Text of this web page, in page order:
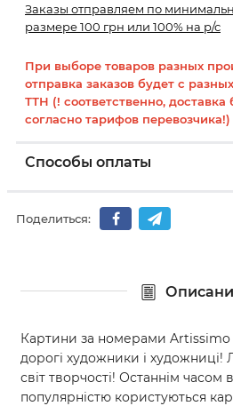
Заказы отправляем по
размере 100 грн или 100% на р/с
При выборе товаров разных
отправка заказов будет с
ТТН (! соответственно, доставка
согласно тарифов перевозчика!)
Способы оплаты
Поделиться:
Картини за номерами Artissimo
дорогі художники і художниці!
світ творчості! Останнім часом
популярністю користуються